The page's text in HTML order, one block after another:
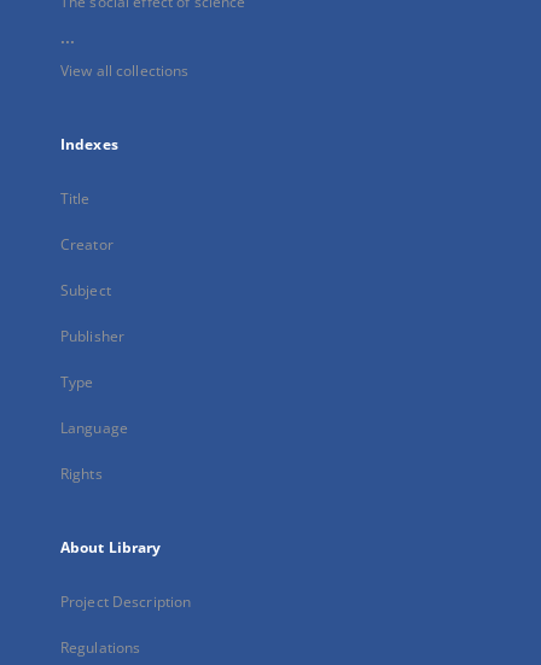
...
View all collections
Indexes
Title
Creator
Subject
Publisher
Type
Language
Rights
About Library
Project Description
Regulations